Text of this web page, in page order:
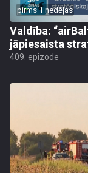
pirms 1 nedēļas
Valdība:
jāpiesaista
409. epizode